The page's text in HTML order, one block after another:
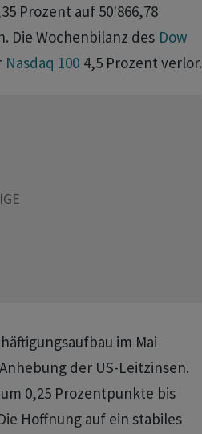
Prozent auf 50'866,78
Die Wochenbilanz des Dow
Nasdaq 100 4,5 Prozent verlor.
im Mai
der US-Leitzinsen.
0,25 Prozentpunkte bis
Hoffnung auf ein stabiles